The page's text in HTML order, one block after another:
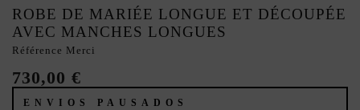
ROBE DE MARIÉE LONGUE ET DÉCOUPÉE
AVEC MANCHES LONGUES
Référence Merci
730,00 €
ENVIOS PAUSADOS